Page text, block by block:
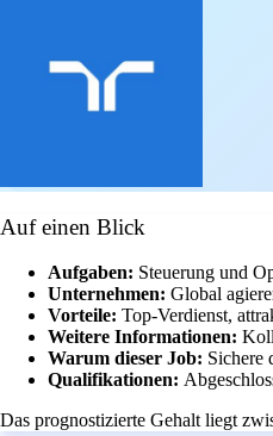
Auf einen Blick
Aufgaben: Steuerung und
Unternehmen: Global
Vorteile: Top-Verdienst,
Weitere Informationen:
Warum dieser Job: Sichere
Qualifikationen:
Das prognostizierte Gehalt liegt